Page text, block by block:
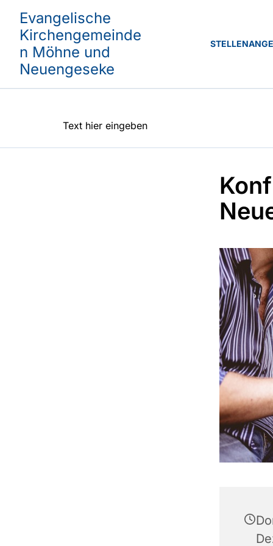
Evangelische
Kirchengemeinde
n Möhne und
Neuengeseke
Text hier eingeben